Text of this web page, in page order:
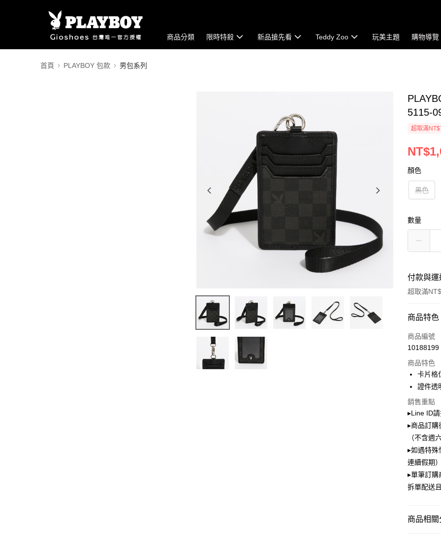
商品分類 限時特殺 新品搶先看 Teddy Zoo 玩美主題 購物導覽
首頁 PLAYBOY 包款 男包系列
5115-
超取滿
顏色
黑色
數量
付款與
超取滿
付款方式
信用卡一
LINE Pay
Apple Pay
街口支付
Google
相關說明
【大哥付
1.本服務
2.付款方
流程，驗
4.訂單成
ATM付款
全家取貨
商品特色
商品編號
10188199
商品特色
卡片格
證件透
銷售重點
▸Line ID
▸商品訂購
（不含週
▸如遇特殊
連續假期
▸單筆訂購
拆單配送
商品相關